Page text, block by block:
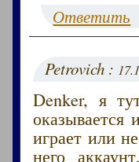
Ответить
Petrovich :
Denker, я
играет или
него